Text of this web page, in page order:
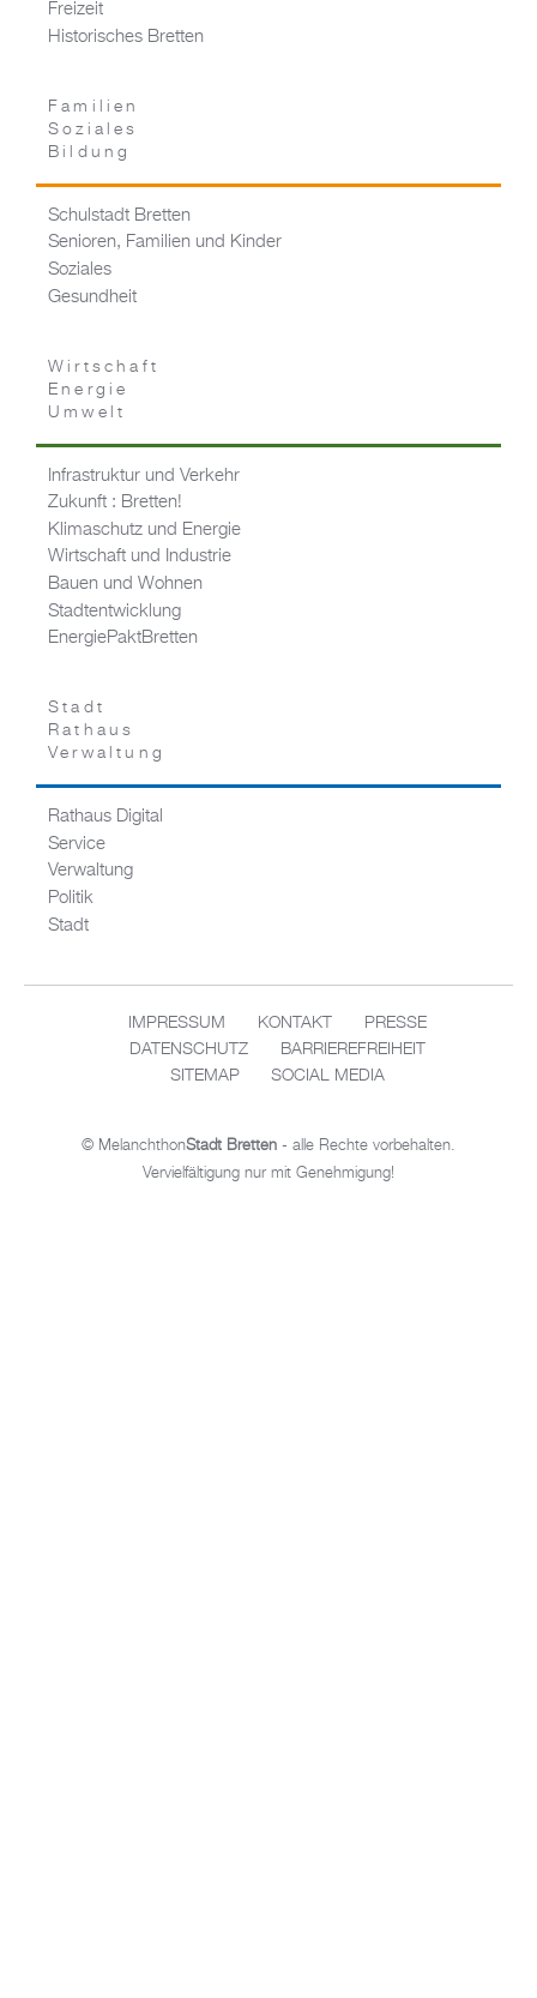
Freizeit
Historisches Bretten
Familien
Soziales
Bildung
Schulstadt Bretten
Senioren, Familien und Kinder
Soziales
Gesundheit
Wirtschaft
Energie
Umwelt
Infrastruktur und Verkehr
Zukunft : Bretten!
Klimaschutz und Energie
Wirtschaft und Industrie
Bauen und Wohnen
Stadtentwicklung
EnergiePaktBretten
Stadt
Rathaus
Verwaltung
Rathaus Digital
Service
Verwaltung
Politik
Stadt
IMPRESSUM KONTAKT
PRESSE
DATENSCHUTZ
BARRIEREFREIHEIT
SITEMAP
SOCIAL MEDIA
© MelanchthonStadt Bretten - alle Rechte vorbehalten.
Vervielfältigung nur mit Genehmigung!